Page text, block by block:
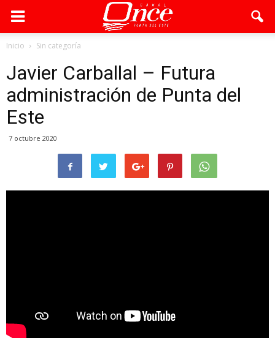
Inicio Sin categoría
Javier Carballal – Futura
administración de Punta del
Este
7 octubre 2020